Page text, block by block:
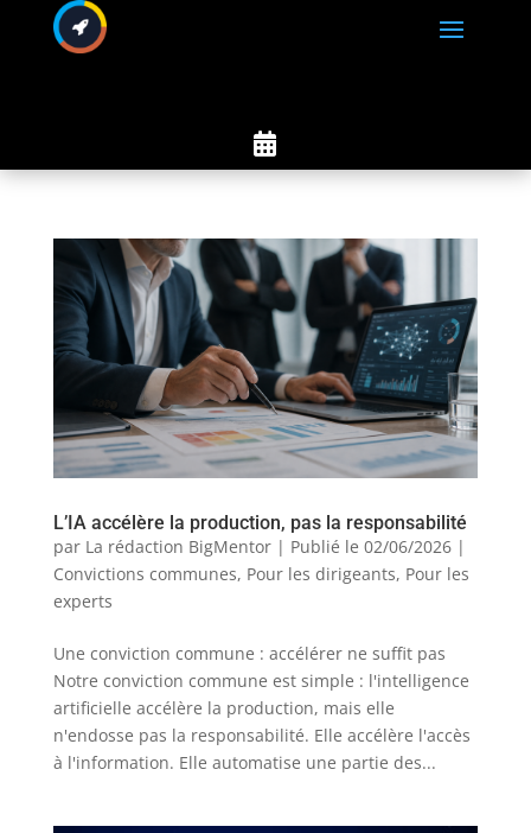

L’IA accélère la production, pas la responsabilité
par La rédaction BigMentor| Publié le 02/06/2026|
Convictions communes, Pour les dirigeants, Pour les
experts
Une conviction commune : accélérer ne suffit pas
Notre conviction commune est simple : l'intelligence
artificielle accélère la production, mais elle
n'endosse pas la responsabilité. Elle accélère l'accès
à l'information. Elle automatise une partie des...